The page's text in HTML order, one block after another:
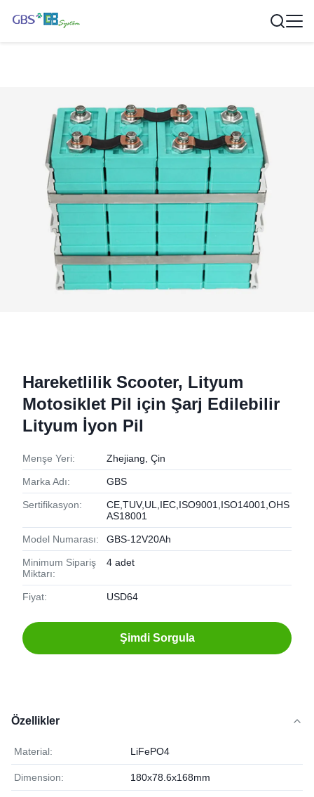
Hareketlilik Scooter, Lityum
Motosiklet Pil için Şarj Edilebilir
Lityum İyon Pil
Menşe Yeri: Zhejiang, Çin
Marka Adı: GBS
Sertifikasyon:
CE,TUV,UL,IEC,ISO9001,ISO14001,OHS
AS18001
Model Numarası: GBS-12V20Ah
Minimum Sipariş
Miktarı:
4 adet
Fiyat: USD64
Şimdi Sorgula
Özellikler
Material: LiFePO4
Dimension: 180x78.6x168mm